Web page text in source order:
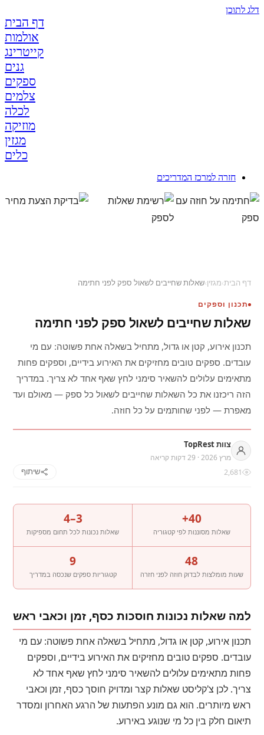
דלג לתוכן
דף הבית
אולמות
קייטרינג
גנים
ספקים
צלמים
לכלה
מוזיקה
מגזין
כלים
חזרה למרכז המדריכים
דף הבית›מגזין›שאלות שחייבים לשאול ספק לפני חתימה
תכנון וספקים
שאלות שחייבים לשאול ספק לפני חתימה
תכנון אירוע, קטן או גדול, מתחיל בשאלה אחת פשוטה: עם מי
עובדים. ספקים טובים מחזיקים את האירוע בידיים, וספקים פחות
מתאימים עלולים להשאיר סימני לחץ שאף אחד לא צריך. במדריך
הזה ריכזנו את כל השאלות שחייבים לשאול כל ספק — מאולם ועד
מאפרת — לפני שחותמים על כל חוזה.
צוות TopRest
מרץ 2026 · 29 דקות קריאה
2,681
שיתוף
40+
שאלות מסוננות לפי קטגוריה
3–4
שאלות נכונות לכל תחום מספיקות
48
שעות מומלצות לבדוק חוזה לפני חזרה
9
קטגוריות ספקים שנכסה במדריך
למה שאלות נכונות חוסכות כסף, זמן וכאבי ראש
תכנון אירוע, קטן או גדול, מתחיל בשאלה אחת פשוטה: עם מי
עובדים. ספקים טובים מחזיקים את האירוע בידיים, וספקים
פחות מתאימים עלולים להשאיר סימני לחץ שאף אחד לא
צריך. לכן צ'קליסט שאלות קצר ומדויק חוסך כסף, זמן וכאבי
ראש מיותרים. הוא גם מונע הפתעות של הרגע האחרון ומסדר
תיאום חלק בין כל מי שנוגע באירוע.